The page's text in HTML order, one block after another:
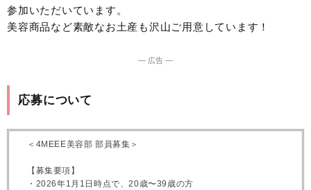
参加いただいています。
美容商品など素敵なお土産も沢山ご用意しています！
― 広告 ―
応募について
＜4MEEE美容部 部員募集＞
【募集要項】
・2026年1月1日時点で、20歳〜39歳の方